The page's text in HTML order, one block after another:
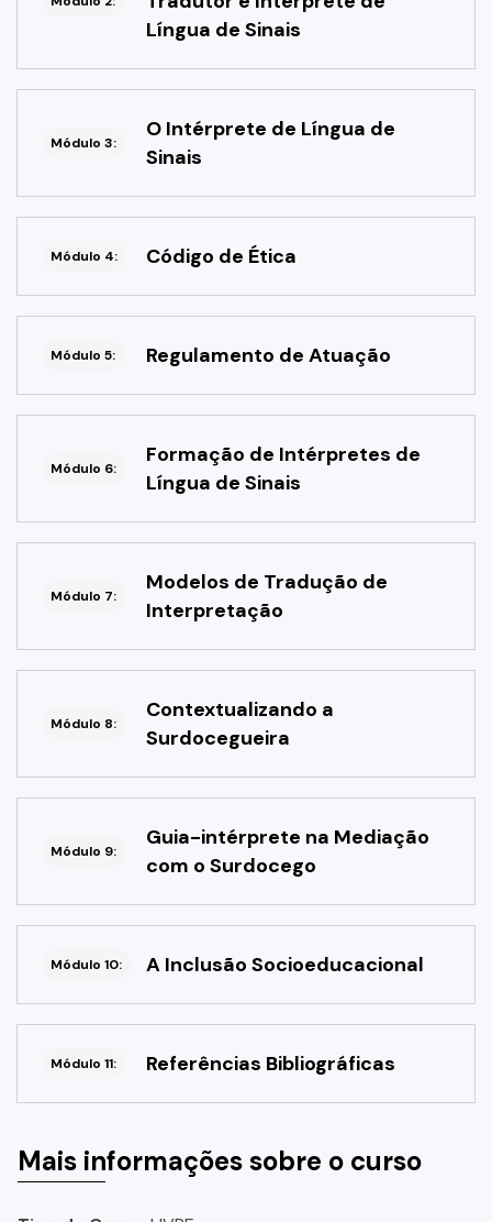
Língua de Sinais
Módulo 3:
O Intérprete de Língua de
Sinais
Módulo 4: Código de Ética
Módulo 5: Regulamento de Atuação
Módulo 6:
Formação de Intérpretes de
Língua de Sinais
Módulo 7:
Modelos de Tradução de
Interpretação
Módulo 8:
Contextualizando a
Surdocegueira
Módulo 9:
Guia-intérprete na Mediação
com o Surdocego
Módulo 10: A Inclusão Socioeducacional
Módulo 11: Referências Bibliográficas
Mais informações sobre o curso